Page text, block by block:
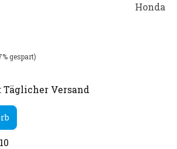
Honda
gespart)
Versand